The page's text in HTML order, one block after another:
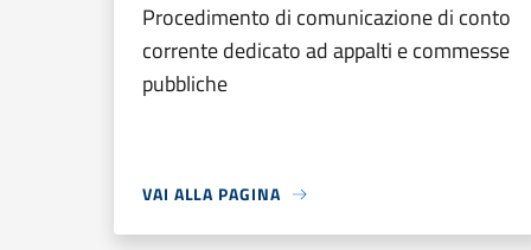
Procedimento di comunicazione di conto
corrente dedicato ad appalti e commesse
pubbliche
VAI ALLA PAGINA